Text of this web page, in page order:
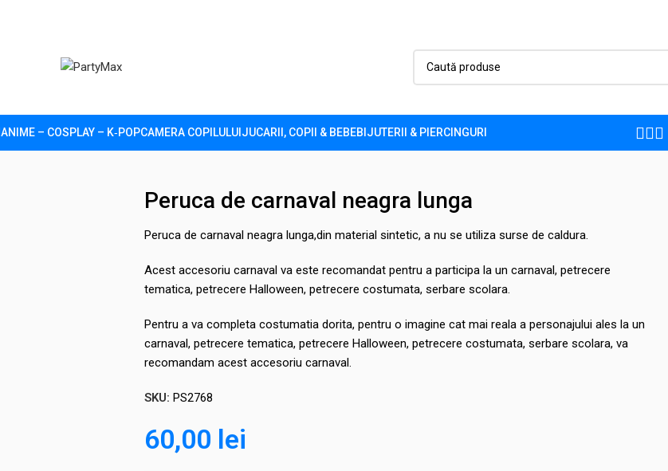
ANIME – COSPLAY – K‑POPCAMERA COPILULUI JUCARII, COPII & BEBEBIJUTERII & PIERCINGURI
Peruca de carnaval neagra lunga
Peruca de carnaval neagra lunga,din material sintetic, a nu se utiliza surse de caldura.
Acest accesoriu carnaval va este recomandat pentru a participa la un carnaval, petrecere
tematica, petrecere Halloween, petrecere costumata, serbare scolara.
Pentru a va completa costumatia dorita, pentru o imagine cat mai reala a personajului ales la un
carnaval, petrecere tematica, petrecere Halloween, petrecere costumata, serbare scolara, va
recomandam acest accesoriu carnaval.
SKU: PS2768
60,00 lei